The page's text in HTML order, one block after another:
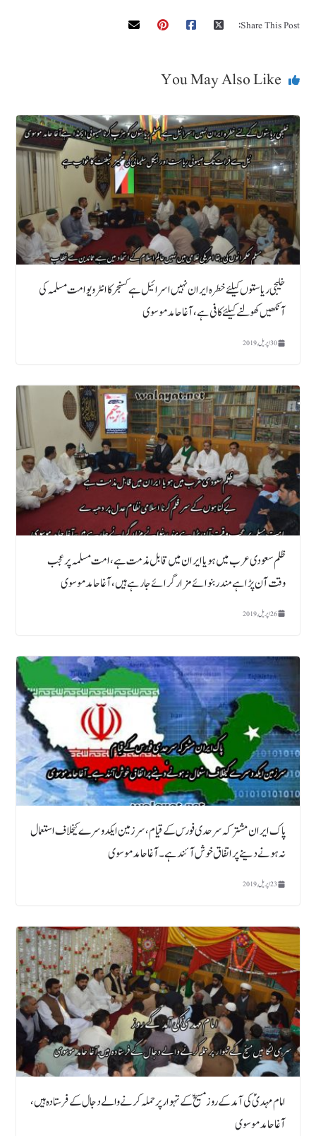
Share This Post:
You May Also Like
خلیجی ریاستوں کیلئےخطرہ ایران نہیں اسرائیل ہے کسنجر کا انٹرویو امت مسلمہ کی
آنکھیں کھولنے کیلئے کافی ہے، آغا حامد موسوی
30 اپریل, 2019
ظلم سعودی عرب میں ہو یا ایران میں قابل مذمت ہے،امت مسلمہ پر عجب
وقت آن پڑا ہے مند ربنوائے مزار گرائے جارہے ہیں، آغا حامد موسوی
26 اپریل, 2019
پاک ایران مشترکہ سرحدی فورس کے قیام ، سرزمین ایکدوسرے کیخلاف استعمال
نہ ہونے دینے پراتفاق خوش آئند ہے۔ آغاحامدموسوی
23 اپریل, 2019
امام مہدیؑ کی آمد کے روز مسیحؑ کے تہوار پر حملہ کرنے والے دجال کے فرستادہ ہیں،
آغا حامد موسوی